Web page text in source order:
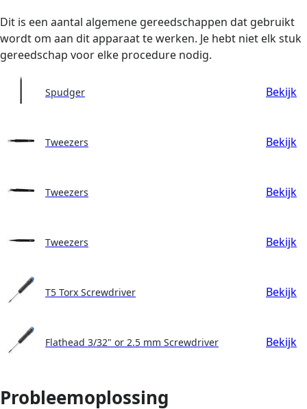
Dit is een aantal algemene gereedschappen dat gebruikt
wordt om aan dit apparaat te werken. Je hebt niet elk stuk
gereedschap voor elke procedure nodig.
Spudger Bekijk
Tweezers Bekijk
Tweezers Bekijk
Tweezers Bekijk
T5 Torx Screwdriver Bekijk
Flathead 3/32" or 2.5 mm Screwdriver Bekijk
Probleemoplossing